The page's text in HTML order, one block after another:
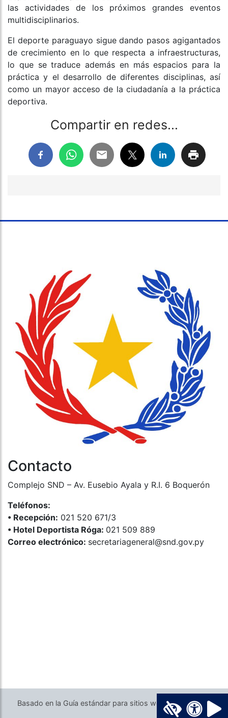
las actividades de los próximos grandes eventos
multidisciplinarios.
El deporte paraguayo sigue dando pasos agigantados
de crecimiento en lo que respecta a infraestructuras,
lo que se traduce además en más espacios para la
práctica y el desarrollo de diferentes disciplinas, así
como un mayor acceso de la ciudadanía a la práctica
deportiva.
Compartir en redes...
Contacto
Complejo SND – Av. Eusebio Ayala y R.I. 6 Boquerón
Teléfonos:
•⁠ ⁠Recepción: 021 520 671/3
•⁠ ⁠Hotel Deportista Róga: 021 509 889
Correo electrónico: secretariageneral@snd.gov.py
Basado en la Guía estándar para sitios web del Gobierno